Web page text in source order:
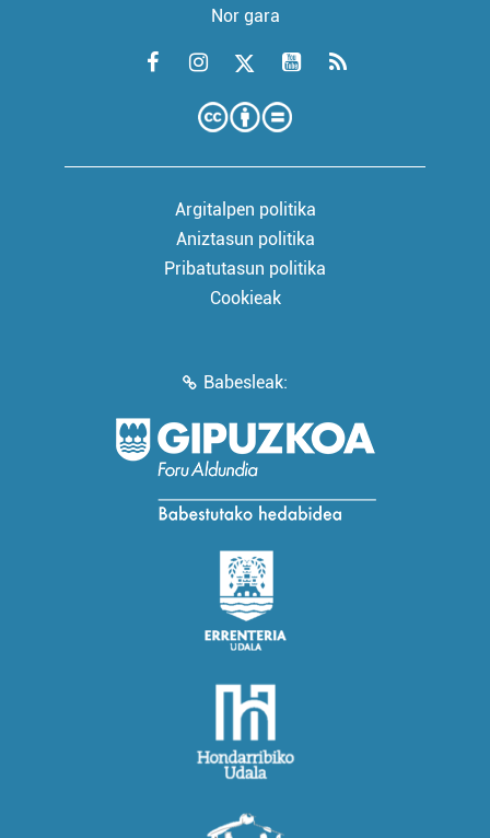
Nor gara
Argitalpen politika
Aniztasun politika
Pribatutasun politika
Cookieak
Babesleak: